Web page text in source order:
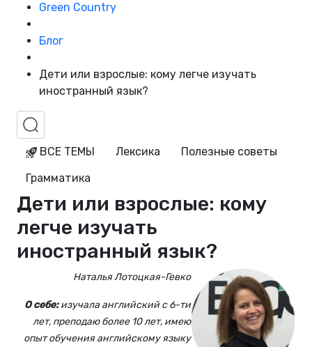
Green Country
Блог
Дети или взрослые: кому легче изучать
иностранный язык?
ВСЕ ТЕМЫ Лексика
Полезные советы
Грамматика
Дети или взрослые: кому
легче изучать
иностранный язык?
Наталья Лотоцкая-Гевко
О себе:изучала английский с 6-ти
лет, преподаю более 10 лет, имею
опыт обучения английскому языку